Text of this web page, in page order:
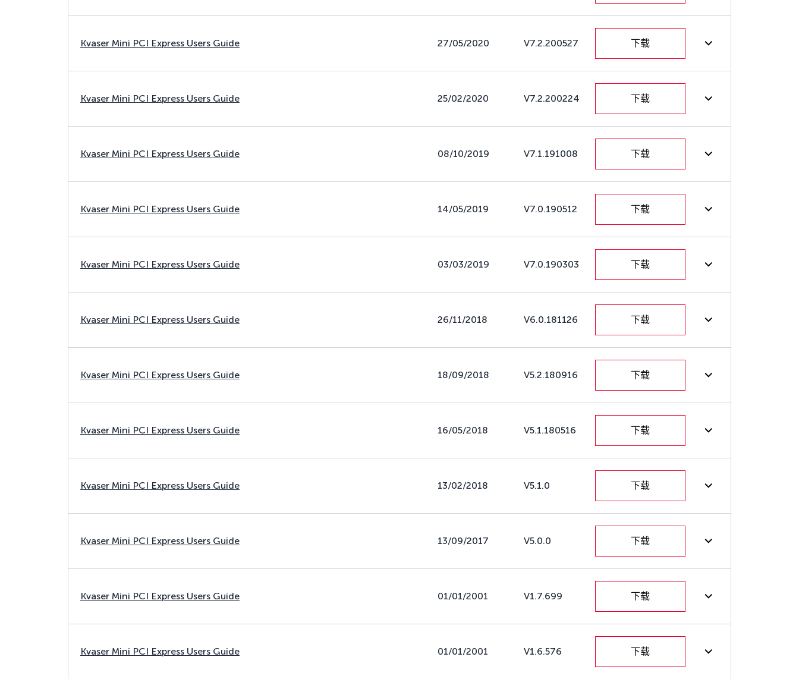
Kvaser Mini PCI Express Users Guide 27/05/2020 V7.2.200527 下载
Kvaser Mini PCI Express Users Guide 25/02/2020 V7.2.200224 下载
Kvaser Mini PCI Express Users Guide 08/10/2019 V7.1.191008 下载
Kvaser Mini PCI Express Users Guide 14/05/2019 V7.0.190512 下载
Kvaser Mini PCI Express Users Guide 03/03/2019 V7.0.190303 下载
Kvaser Mini PCI Express Users Guide 26/11/2018 V6.0.181126 下载
Kvaser Mini PCI Express Users Guide 18/09/2018 V5.2.180916 下载
Kvaser Mini PCI Express Users Guide 16/05/2018 V5.1.180516 下载
Kvaser Mini PCI Express Users Guide 13/02/2018 V5.1.0 下载
Kvaser Mini PCI Express Users Guide 13/09/2017 V5.0.0 下载
Kvaser Mini PCI Express Users Guide 01/01/2001 V1.7.699 下载
Kvaser Mini PCI Express Users Guide 01/01/2001 V1.6.576 下载